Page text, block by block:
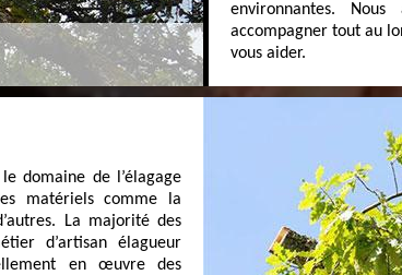
environnantes.
accompagner tout au
vous aider.
domaine de l’élagage
matériels comme la
La majorité des
d’artisan élagueur
en œuvre des